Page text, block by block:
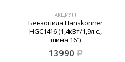
АКЦИЯ!!!
Бензопила Hanskonner
HGC1416 (1,4кВт/1,9л.с.,
шина 16″)
13990 Р